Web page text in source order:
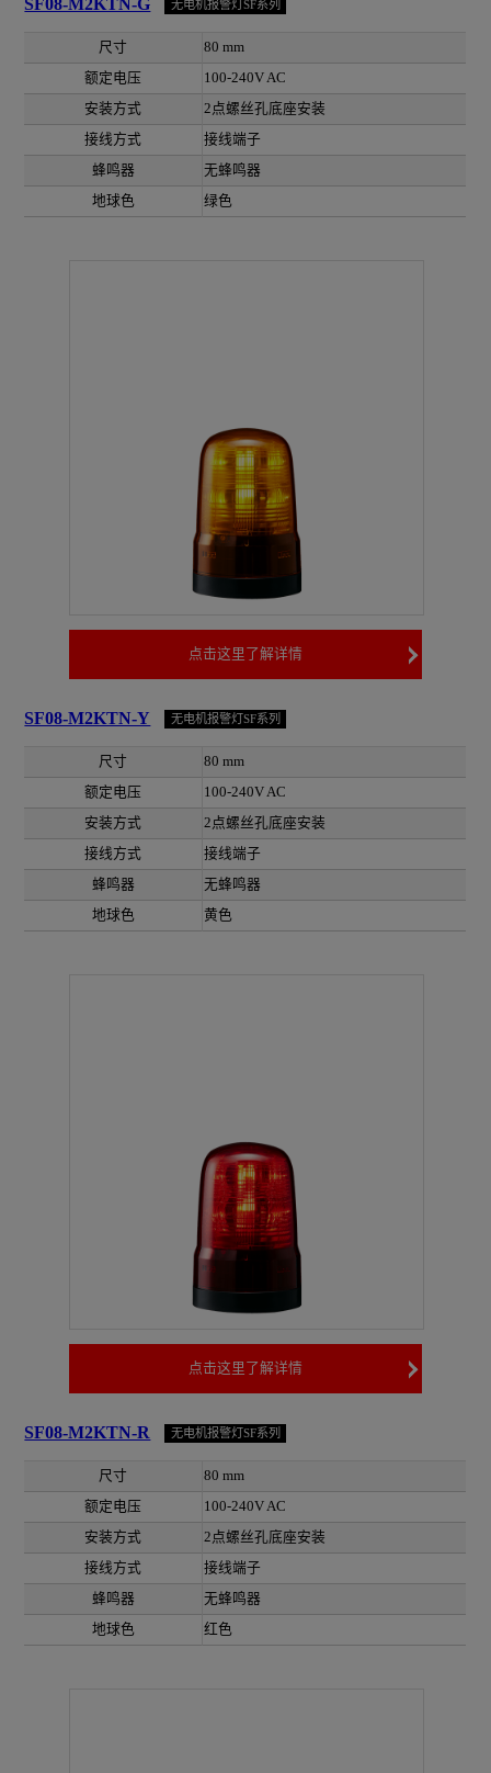
SF08-M2KTN-G 无电机报警灯SF系列
尺寸
80 mm
额定电压
100-240V AC
安装方式
2点螺丝孔底座安装
接线方式
接线端子
蜂鸣器
无蜂鸣器
地球色
绿色
点击这里了解详情
SF08-M2KTN-Y 无电机报警灯SF系列
尺寸
80 mm
额定电压
100-240V AC
安装方式
2点螺丝孔底座安装
接线方式
接线端子
蜂鸣器
无蜂鸣器
地球色
黄色
点击这里了解详情
SF08-M2KTN-R 无电机报警灯SF系列
尺寸
80 mm
额定电压
100-240V AC
安装方式
2点螺丝孔底座安装
接线方式
接线端子
蜂鸣器
无蜂鸣器
地球色
红色